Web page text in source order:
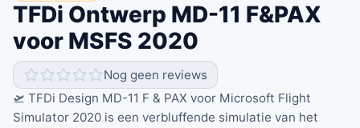
TFDi Ontwerp MD-11 F&PAX
voor MSFS 2020
Nog geen reviews
🛫 TFDi Design MD-11 F & PAX voor Microsoft Flight
Simulator 2020 is een verbluffende simulatie van het